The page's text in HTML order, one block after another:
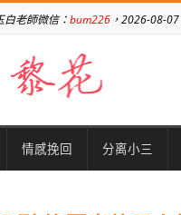
白老師微信：bum226 ，2026-08-
情感挽回 分离小三